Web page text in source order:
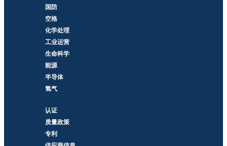
国防
空格
化学处理
工业运营
生命科学
能源
半导体
氢气
认证
质量政策
专利